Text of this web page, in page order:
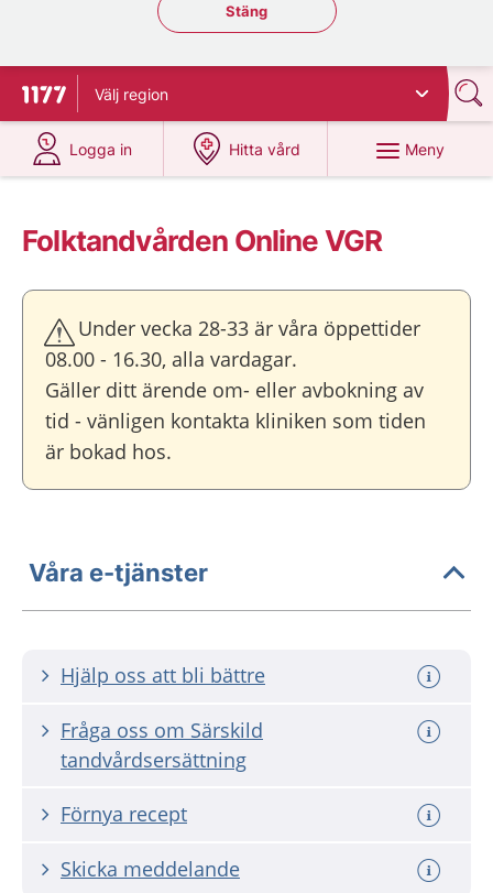
Stäng regionsväljaren
Stäng
Till startsidan för 1177
Välj region
Logga in
på 1177.se
Hitta vård
på 1177.se
Meny
Folktandvården Online VGR
Under vecka 28-33 är våra öppettider
08.00 - 16.30, alla vardagar.
Gäller ditt ärende om- eller avbokning av
tid - vänligen kontakta kliniken som tiden
är bokad hos.
Våra e-tjänster
Hjälp oss att bli bättre
Fråga oss om Särskild
tandvårdsersättning
Förnya recept
Skicka meddelande